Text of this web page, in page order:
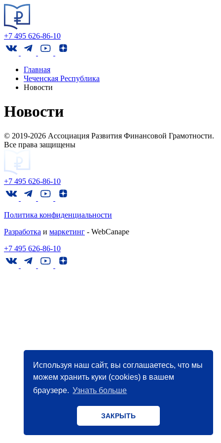
Используя наш сайт, вы соглашаетесь, что мы
можем хранить куки (cookies) в вашем
браузере. Узнать больше
ЗАКРЫТЬ
+7 495 626-86-10
Главная
Чеченская Республика
Новости
Новости
© 2019-2026 Ассоциация Развития Финансовой Грамотности.
Все права защищены
+7 495 626-86-10
Политика конфиденциальности
Разработка и маркетинг - WebCanape
+7 495 626-86-10